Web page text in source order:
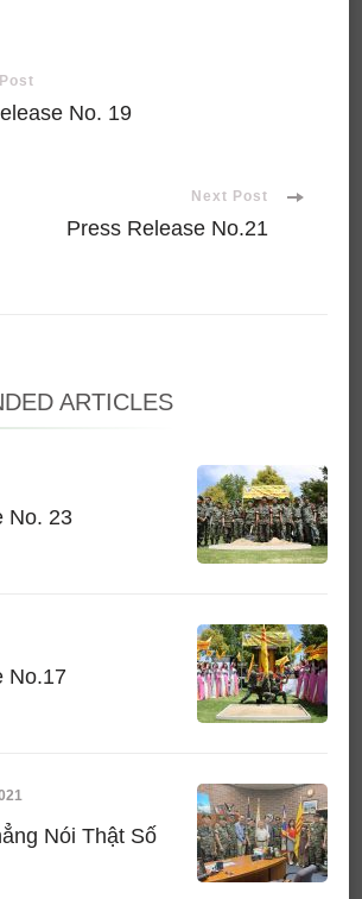
No. 19
Next Post
Press Release No.21
ARTICLES
No. 23
No.17
Nói Thật Số